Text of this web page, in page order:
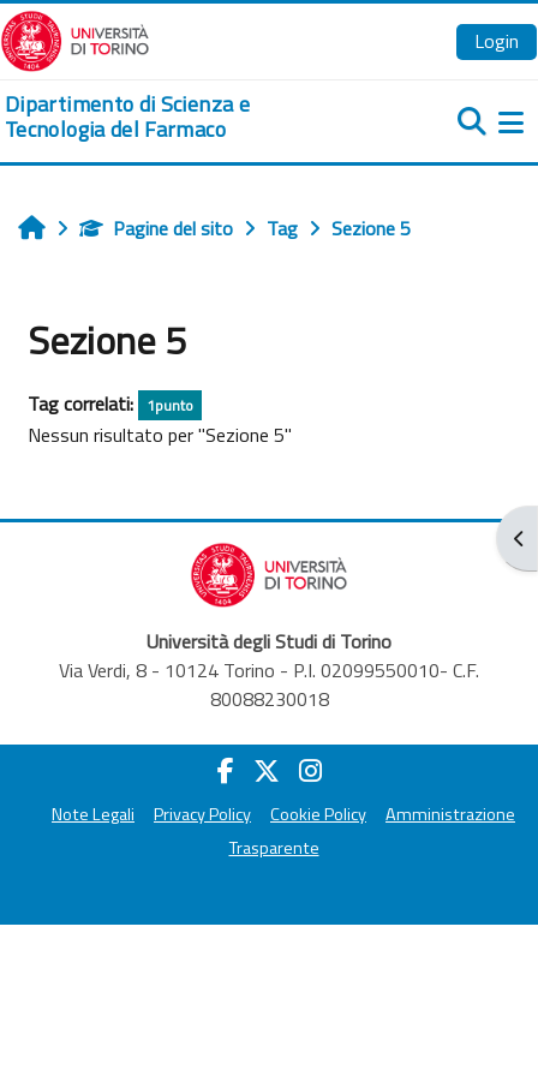
Vai al contenuto principale
Login
Dipartimento di Scienza e
Tecnologia del Farmaco
HomePagine del sito Tag Sezione 5
Sezione 5
Tag correlati: 1punto
Nessun risultato per "Sezione 5"
Università degli Studi di Torino
Via Verdi, 8 - 10124 Torino - P.I. 02099550010- C.F.
80088230018
Note Legali Privacy Policy Cookie Policy
Amministrazione
Trasparente